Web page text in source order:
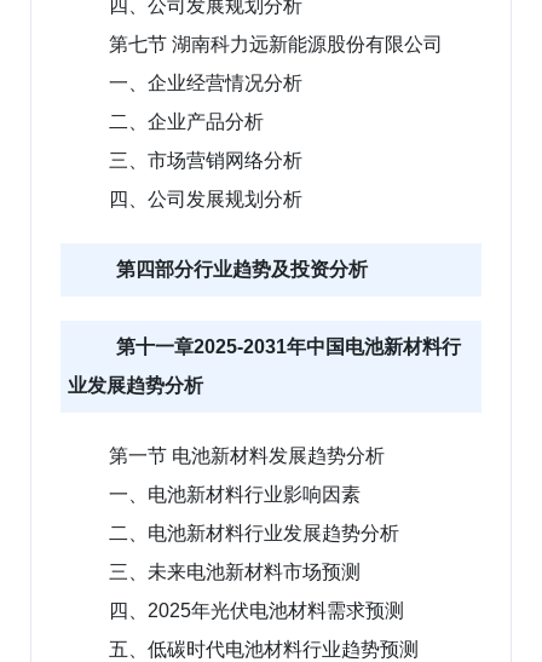
四、公司发展规划分析
第七节 湖南科力远新能源股份有限公司
一、企业经营情况分析
二、企业产品分析
三、市场营销网络分析
四、公司发展规划分析
第四部分行业趋势及投资分析
第十一章2025-2031年中国电池新材料行
业发展趋势分析
第一节 电池新材料发展趋势分析
一、电池新材料行业影响因素
二、电池新材料行业发展趋势分析
三、未来电池新材料市场预测
四、2025年光伏电池材料需求预测
五、低碳时代电池材料行业趋势预测